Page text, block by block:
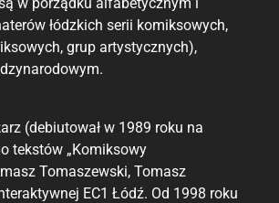
łódzkich serii komiksowych,
grup artystycznych),
(debiutował w 1989 roku na
tekstów „Komiksowy
Tomaszewski, Tomasz
EC1 Łódź. Od 1998 roku